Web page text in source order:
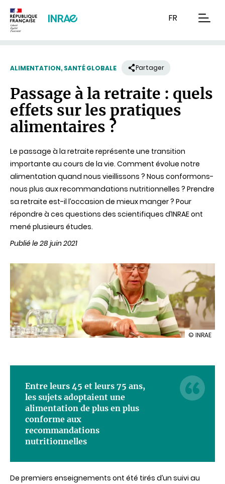
FR
ALIMENTATION, SANTÉ GLOBALE Partager
Passage à la retraite : quels
effets sur les pratiques
alimentaires ?
Le passage à la retraite représente une transition
importante au cours de la vie. Comment évolue notre
alimentation quand nous vieillissons ? Nous conformons-
nous plus aux recommandations nutritionnelles ? Prendre
sa retraite est-il l’occasion de mieux manger ? Pour
répondre à ces questions des scientifiques d’INRAE ont
mené plusieurs études.
Publié le 28 juin 2021
illustration
:
quels
effets
sur
© INRAE
Entre leurs 45 et leurs 75 ans,
les sujets adoptaient une
alimentation de plus en plus
conforme aux
recommandations
nutritionnelles
De premiers enseignements ont été tirés d’un suivi au